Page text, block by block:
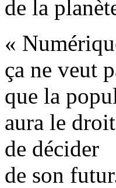
de la
«
ça ne veut
que la
aura le droit
de décider
de son